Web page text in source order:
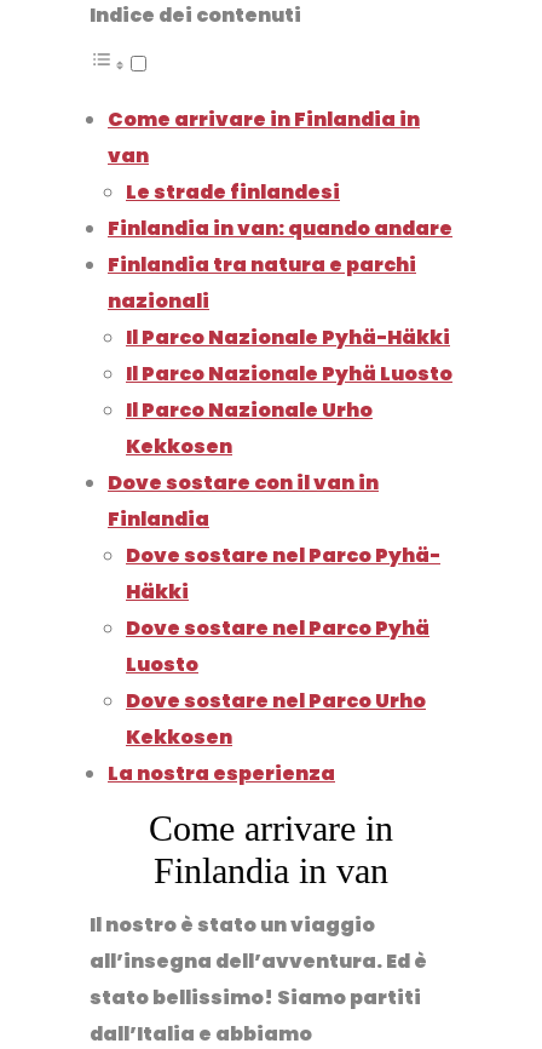
Indice dei contenuti
Come arrivare in Finlandia in
van
Le strade finlandesi
Finlandia in van: quando andare
Finlandia tra natura e parchi
nazionali
Il Parco Nazionale Pyhä-Häkki
Il Parco Nazionale Pyhä Luosto
Il Parco Nazionale Urho
Kekkosen
Dove sostare con il van in
Finlandia
Dove sostare nel Parco Pyhä-
Häkki
Dove sostare nel Parco Pyhä
Luosto
Dove sostare nel Parco Urho
Kekkosen
La nostra esperienza
Come arrivare in
Finlandia in van
Il nostro è stato un viaggio
all’insegna dell’avventura. Ed è
stato bellissimo! Siamo partiti
dall’Italia e abbiamo